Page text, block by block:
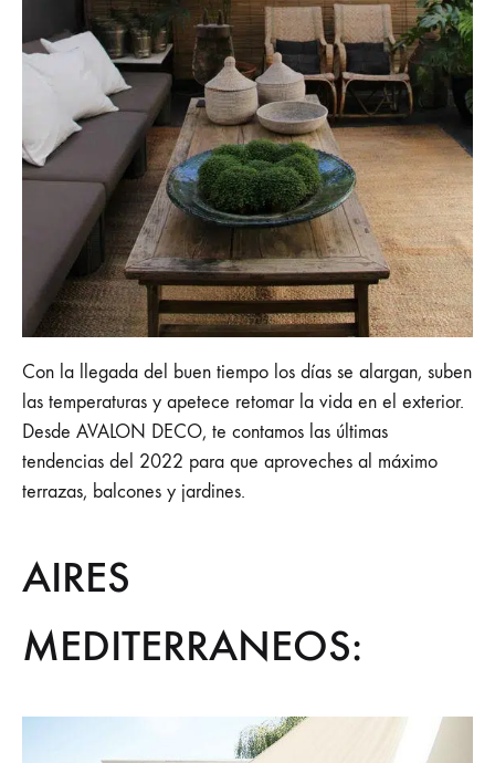
Con la llegada del buen tiempo los días se alargan, suben
las temperaturas y apetece retomar la vida en el exterior.
Desde AVALON DECO, te contamos las últimas
tendencias del 2022 para que aproveches al máximo
terrazas, balcones y jardines.
AIRES
MEDITERRANEOS: